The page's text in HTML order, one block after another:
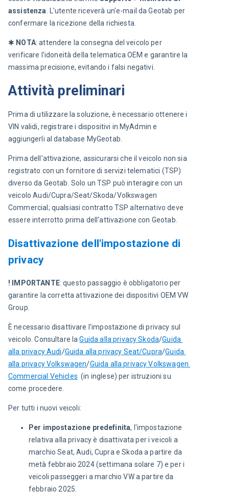
assistenza . L'utente riceverà un'e-mail da Geotab per
confermare la ricezione della richiesta.
✱ NOTA: attendere la consegna del veicolo per
verificare l'idoneità della telematica OEM e garantire la
massima precisione, evitando i falsi negativi.
Attività preliminari
Prima di utilizzare la soluzione, è necessario ottenere i
VIN validi, registrare i dispositivi in MyAdmin e
aggiungerli al database MyGeotab.
Prima dell'attivazione, assicurarsi che il veicolo non sia
registrato con un fornitore di servizi telematici (TSP)
diverso da Geotab. Solo un TSP può interagire con un
veicolo Audi/Cupra/Seat/Skoda/Volkswagen
Commercial; qualsiasi contratto TSP alternativo deve
essere interrotto prima dell'attivazione con Geotab.
Disattivazione dell'impostazione di
privacy
! IMPORTANTE: questo passaggio è obbligatorio per
garantire la corretta attivazione dei dispositivi OEM VW
Group.
È necessario disattivare l'impostazione di privacy sul
veicolo. Consultare la Guida alla privacy Skoda/Guida
alla privacy Audi/Guida alla privacy Seat/Cupra/Guida
alla privacy Volkswagen/Guida alla privacy Volkswagen
Commercial Vehicles
  (in inglese) per istruzioni su
come procedere.
Per tutti i nuovi veicoli:
Per impostazione predefinita, l'impostazione
relativa alla privacy è disattivata per i veicoli a
marchio Seat, Audi, Cupra e Skoda a partire da
metà febbraio 2024 (settimana solare 7) e per i
veicoli passeggeri a marchio VW a partire da
febbraio 2025.